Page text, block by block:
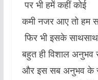
पर भी हमें कहीं कोई
कमी नजर आए तो हम
फिर भी इसके
बहुत ही विशाल अनुभव
और इस सब अनुभव के